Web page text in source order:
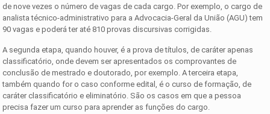
de nove vezes o número de vagas de cada cargo. Por exemplo, o cargo de
analista técnico-administrativo para a Advocacia-Geral da União (AGU) tem
90 vagas e poderá ter até 810 provas discursivas corrigidas.
A segunda etapa, quando houver, é a prova de títulos, de caráter apenas
classificatório, onde devem ser apresentados os comprovantes de
conclusão de mestrado e doutorado, por exemplo. A terceira etapa,
também quando for o caso conforme edital, é o curso de formação, de
caráter classificatório e eliminatório. São os casos em que a pessoa
precisa fazer um curso para aprender as funções do cargo.